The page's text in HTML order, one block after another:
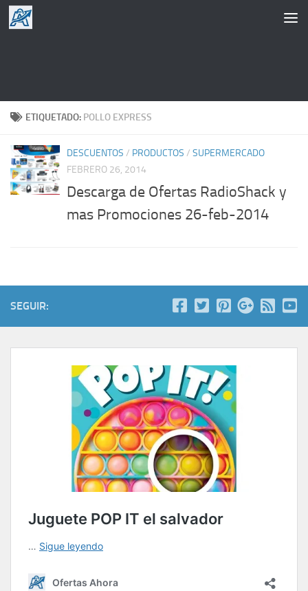
Saltar al contenido
ETIQUETADO: POLLO EXPRESS
DESCUENTOS / PRODUCTOS / SUPERMERCADO
FEBRERO 26, 2014
Descarga de Ofertas RadioShack y
mas Promociones 26-feb-2014
SEGUIR: